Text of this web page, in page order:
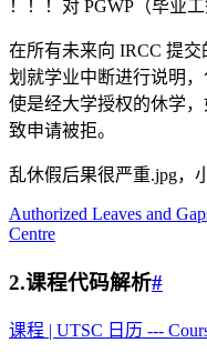
！！！对 PGWP（毕业
在所有未来向 IRCC 提
划就学业中断进行说明
使是经大学授权的休学
致申请被拒。
乱休假后果很严重.jpg，
Authorized Leaves and
Centre
2.课程代码解析#
课程 | UTSC 日历 ---